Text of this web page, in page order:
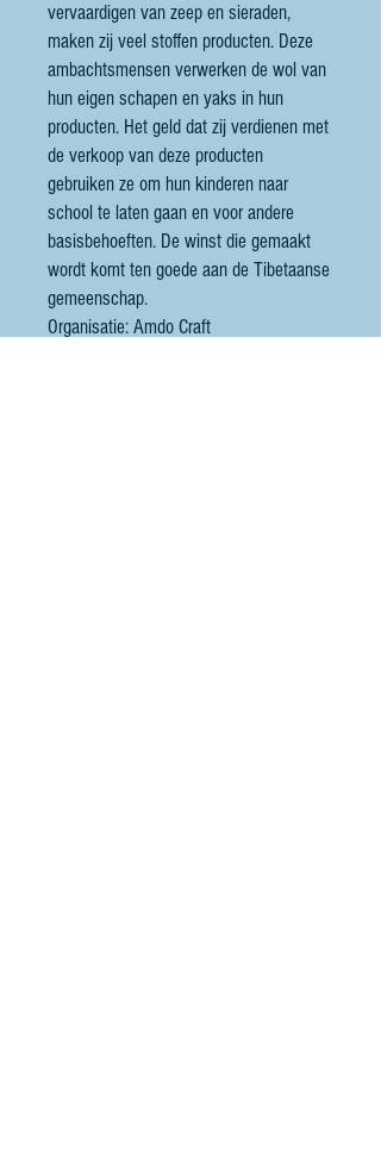
vervaardigen van zeep en sieraden,
maken zij veel stoffen producten. Deze
ambachtsmensen verwerken de wol van
hun eigen schapen en yaks in hun
producten. Het geld dat zij verdienen met
de verkoop van deze producten
gebruiken ze om hun kinderen naar
school te laten gaan en voor andere
basisbehoeften. De winst die gemaakt
wordt komt ten goede aan de Tibetaanse
gemeenschap.
Organisatie: Amdo Craft